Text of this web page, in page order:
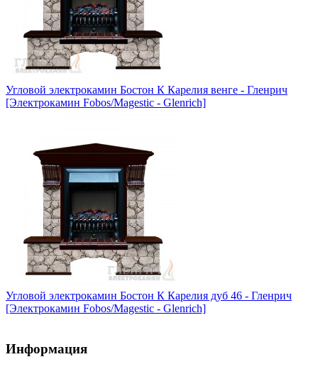
Угловой электрокамин Бостон К Карелия венге - Гленрич
[Электрокамин Fobos/Magestic - Glenrich]
Угловой электрокамин Бостон К Карелия дуб 46 - Гленрич
[Электрокамин Fobos/Magestic - Glenrich]
Информация